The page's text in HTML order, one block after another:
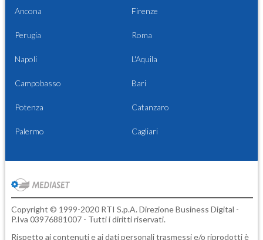
Ancona Firenze
Perugia Roma
Napoli L'Aquila
Campobasso Bari
Potenza Catanzaro
Palermo Cagliari
Copyright © 1999-2020 RTI S.p.A. Direzione Business Digital -
P.Iva 03976881007 - Tutti i diritti riservati.
Rispetto ai contenuti e ai dati personali trasmessi e/o riprodotti è